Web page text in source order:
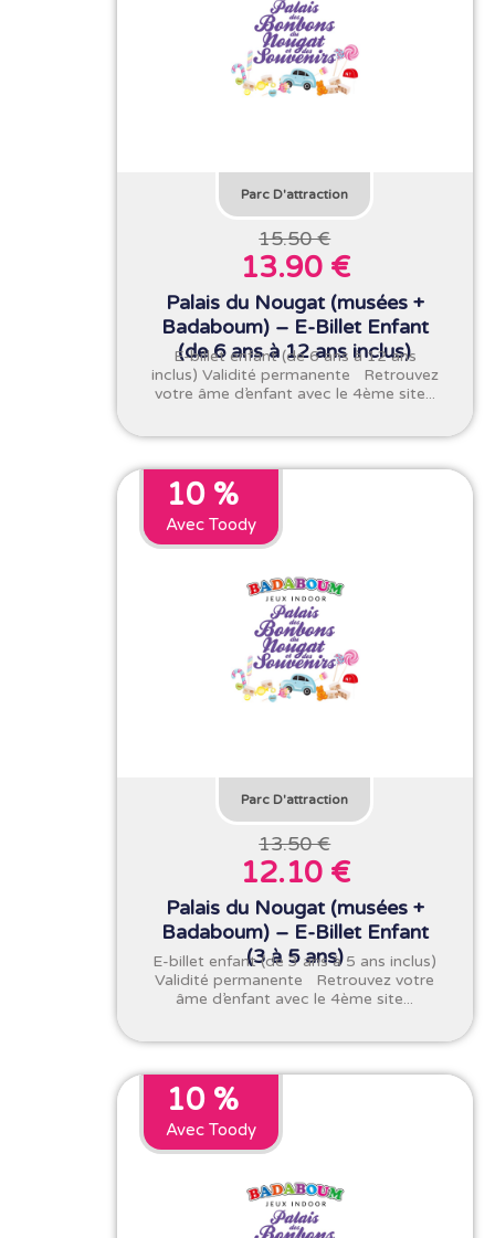
Parc D'attraction
15.50 €
13.90 €
Palais du Nougat (musées +
Badaboum) – E-Billet Enfant
(de 6 ans à 12 ans inclus)
E-billet enfant (de 6 ans à 12 ans
inclus) Validité permanente Retrouvez
votre âme d’enfant avec le 4ème site...
10 %
Avec Toody
Parc D'attraction
13.50 €
12.10 €
Palais du Nougat (musées +
Badaboum) – E-Billet Enfant
(3 à 5 ans)
E-billet enfant (de 3 ans à 5 ans inclus)
Validité permanente Retrouvez votre
âme d’enfant avec le 4ème site...
10 %
Avec Toody